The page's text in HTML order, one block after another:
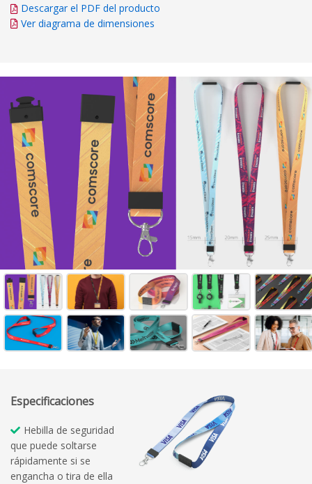
Descargar el PDF del producto
Ver diagrama de dimensiones
Especificaciones
Hebilla de seguridad
que puede soltarse
rápidamente si se
engancha o tira de ella